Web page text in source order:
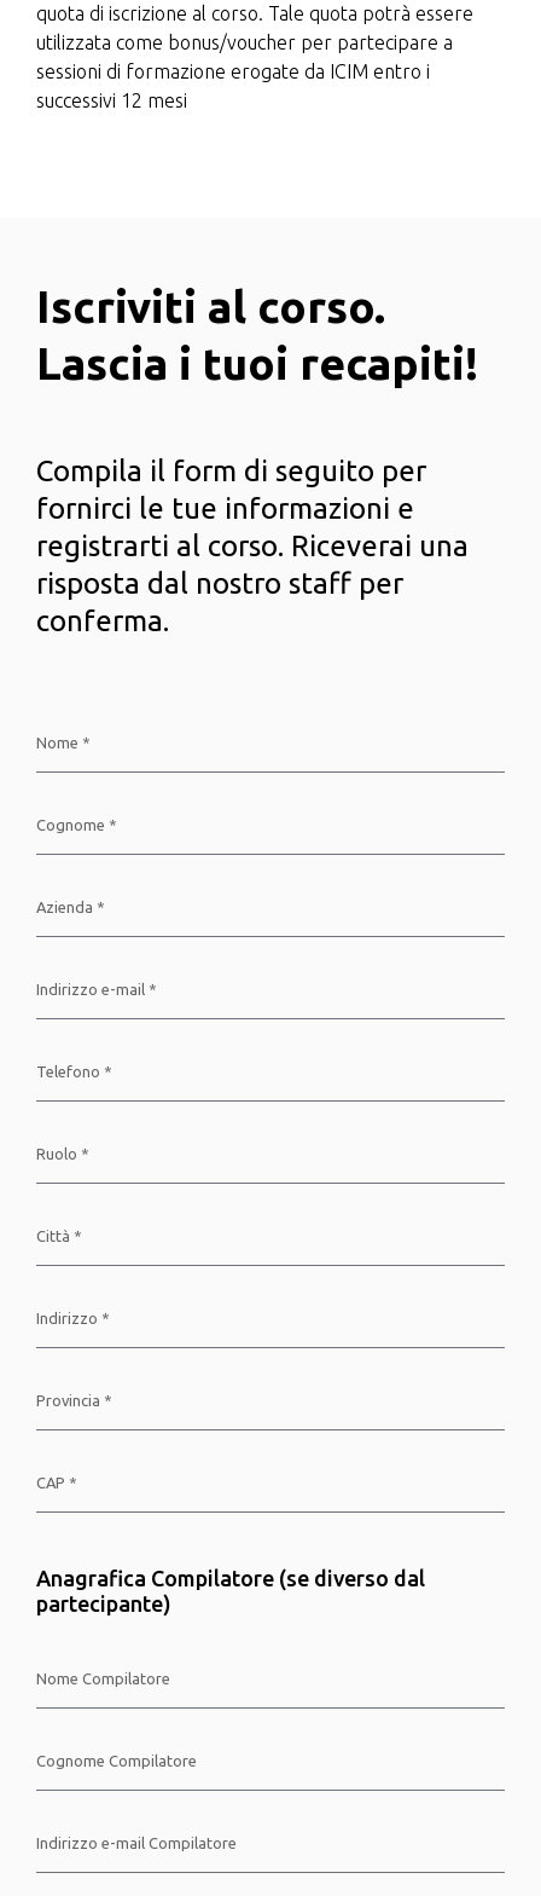
quota di iscrizione al corso. Tale quota potrà essere
utilizzata come bonus/voucher per partecipare a
sessioni di formazione erogate da ICIM entro i
successivi 12 mesi
Iscriviti al corso.
Lascia i tuoi recapiti!
Compila il form di seguito per
fornirci le tue informazioni e
registrarti al corso. Riceverai una
risposta dal nostro staff per
conferma.
Anagrafica Compilatore (se diverso dal
partecipante)